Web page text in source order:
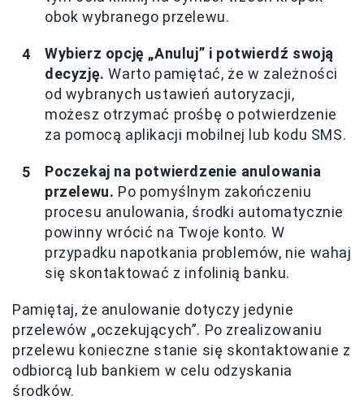
obok wybranego przelewu.
Wybierz opcję „Anuluj” i potwierdź swoją
decyzję. Warto pamiętać, że w zależności
od wybranych ustawień autoryzacji,
możesz otrzymać prośbę o potwierdzenie
za pomocą aplikacji mobilnej lub kodu SMS.
Poczekaj na potwierdzenie anulowania
przelewu. Po pomyślnym zakończeniu
procesu anulowania, środki automatycznie
powinny wrócić na Twoje konto. W
przypadku napotkania problemów, nie wahaj
się skontaktować z infolinią banku.
Pamiętaj, że anulowanie dotyczy jedynie
przelewów „oczekujących”. Po zrealizowaniu
przelewu konieczne stanie się skontaktowanie z
odbiorcą lub bankiem w celu odzyskania
środków.